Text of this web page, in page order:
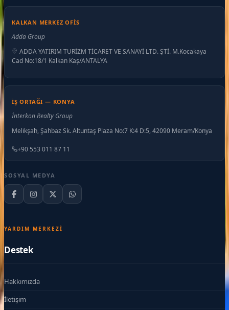
KALKAN MERKEZ OFIS
Adda Group
ADDA YATIRIM TURİZM TİCARET VE SANAYİ LTD. ŞTİ. M.Kocakaya
Cad No:18/1 Kalkan Kaş/ANTALYA
İŞ ORTAĞI — KONYA
İnterkon Realty Group
Melikşah, Şahbaz Sk. Altuntaş Plaza No:7 K:4 D:5, 42090 Meram/Konya
+90 553 011 87 11
SOSYAL MEDYA
YARDIM MERKEZI
Destek
Hakkımızda
İletişim